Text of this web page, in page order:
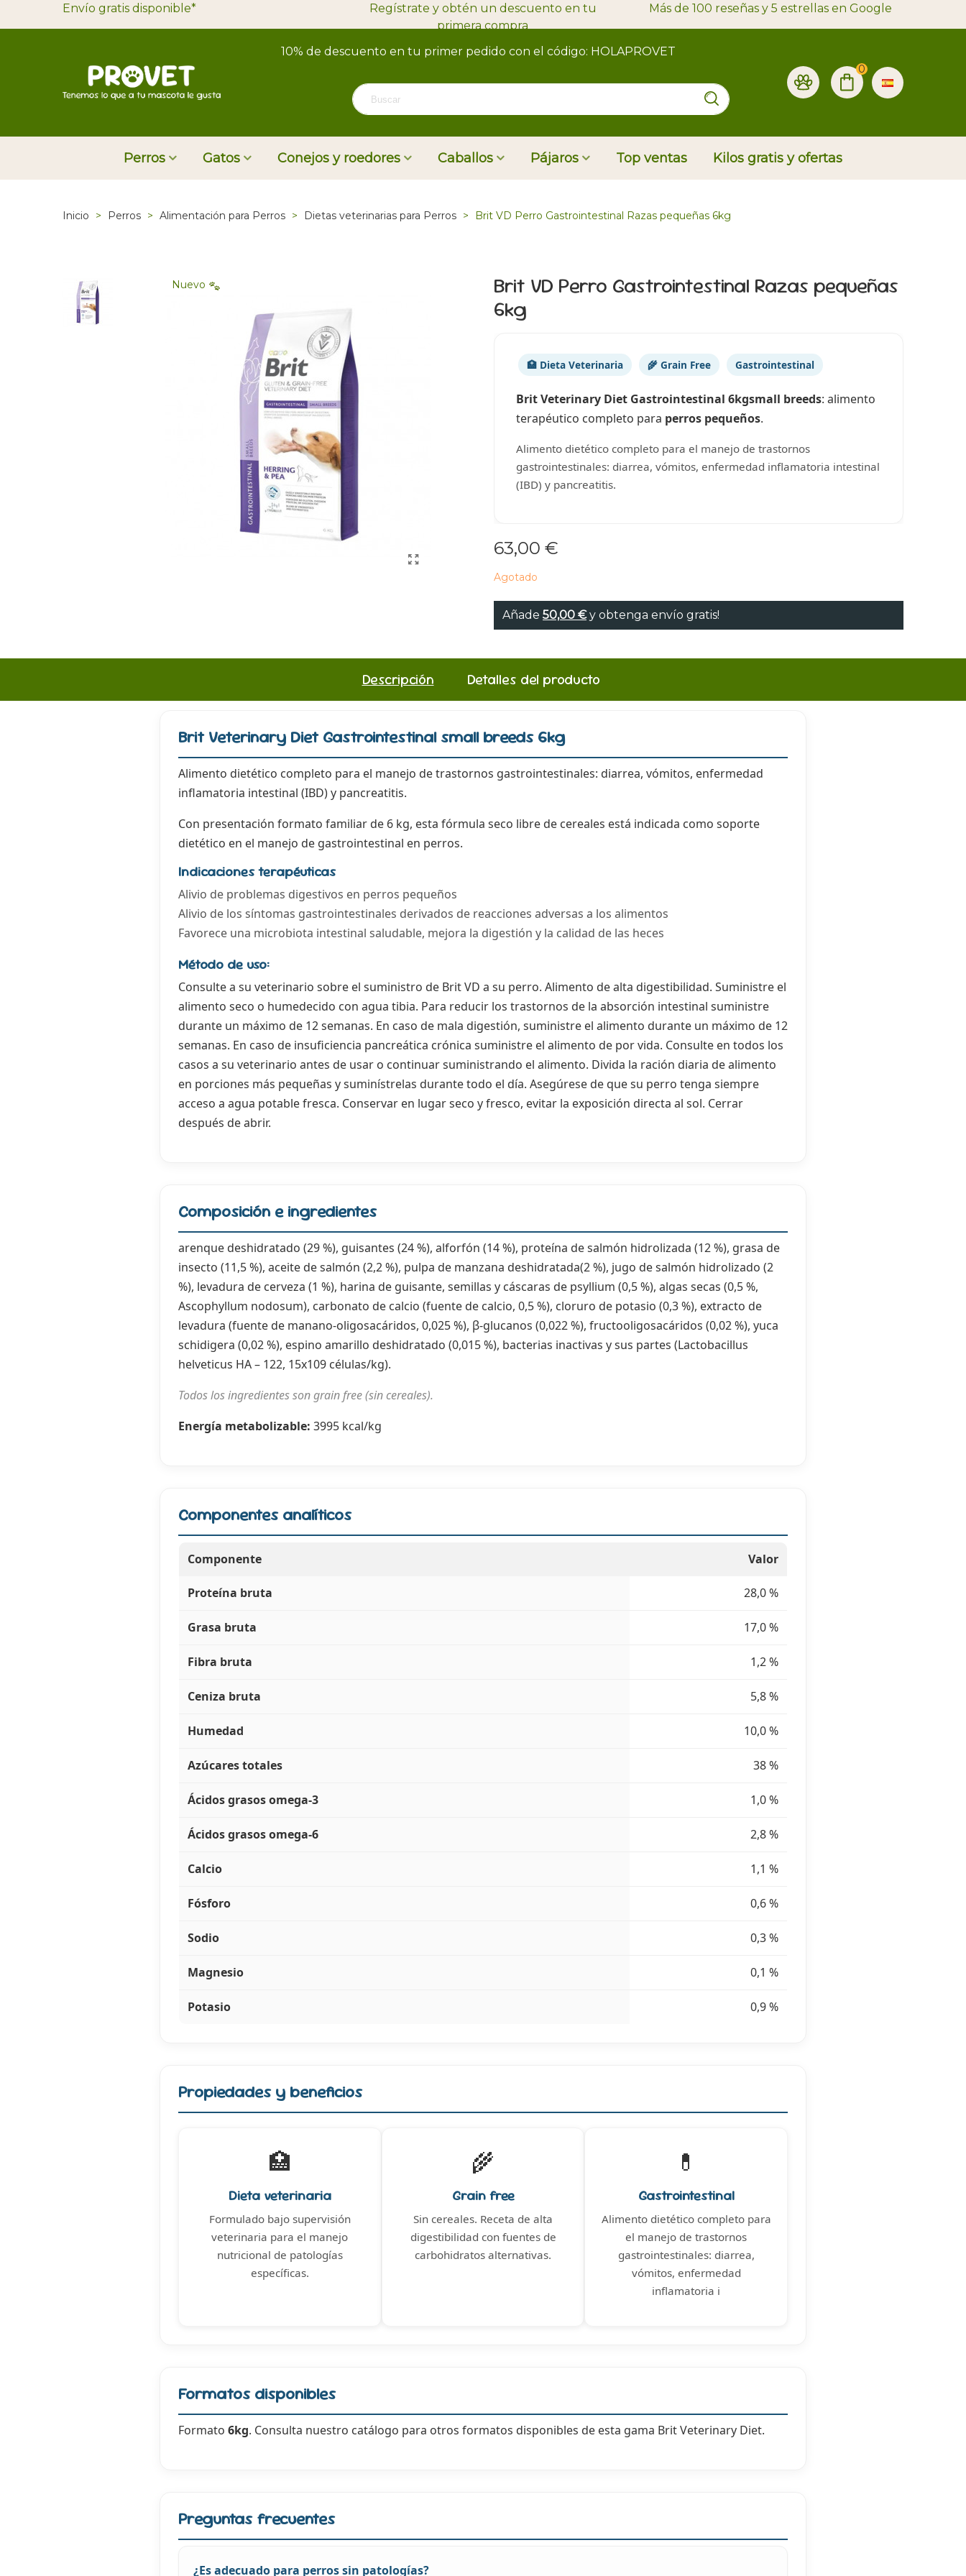
Envío gratis disponible*
Regístrate y obtén un descuento en tu
primera compra
Más de 100 reseñas y 5 estrellas en Google
10% de descuento en tu primer pedido con el código: HOLAPROVET
0
Perros Gatos Conejos y roedores Caballos Pájaros Top ventas Kilos gratis y ofertas
Inicio > Perros > Alimentación para Perros > Dietas veterinarias para Perros > Brit VD Perro Gastrointestinal Razas pequeñas 6kg
Nuevo
Brit VD Perro Gastrointestinal Razas pequeñas
6kg
🏥 Dieta Veterinaria 🌾 Grain Free Gastrointestinal
Brit Veterinary Diet Gastrointestinal 6kgsmall breeds: alimento
terapéutico completo para perros pequeños.
Alimento dietético completo para el manejo de trastornos
gastrointestinales: diarrea, vómitos, enfermedad inflamatoria intestinal
(IBD) y pancreatitis.
63,00 €
Agotado
Añade 50,00 €y obtenga envío gratis!
Descripción Detalles del producto
Brit Veterinary Diet Gastrointestinal small breeds 6kg
Alimento dietético completo para el manejo de trastornos gastrointestinales: diarrea, vómitos, enfermedad
inflamatoria intestinal (IBD) y pancreatitis.
Con presentación formato familiar de 6 kg, esta fórmula seco libre de cereales está indicada como soporte
dietético en el manejo de gastrointestinal en perros.
Indicaciones terapéuticas
Alivio de problemas digestivos en perros pequeños
Alivio de los síntomas gastrointestinales derivados de reacciones adversas a los alimentos
Favorece una microbiota intestinal saludable, mejora la digestión y la calidad de las heces
Método de uso:
Consulte a su veterinario sobre el suministro de Brit VD a su perro. Alimento de alta digestibilidad. Suministre el
alimento seco o humedecido con agua tibia. Para reducir los trastornos de la absorción intestinal suministre
durante un máximo de 12 semanas. En caso de mala digestión, suministre el alimento durante un máximo de 12
semanas. En caso de insuficiencia pancreática crónica suministre el alimento de por vida. Consulte en todos los
casos a su veterinario antes de usar o continuar suministrando el alimento. Divida la ración diaria de alimento
en porciones más pequeñas y suminístrelas durante todo el día. Asegúrese de que su perro tenga siempre
acceso a agua potable fresca. Conservar en lugar seco y fresco, evitar la exposición directa al sol. Cerrar
después de abrir.
Composición e ingredientes
arenque deshidratado (29 %), guisantes (24 %), alforfón (14 %), proteína de salmón hidrolizada (12 %), grasa de
insecto (11,5 %), aceite de salmón (2,2 %), pulpa de manzana deshidratada(2 %), jugo de salmón hidrolizado (2
%), levadura de cerveza (1 %), harina de guisante, semillas y cáscaras de psyllium (0,5 %), algas secas (0,5 %,
Ascophyllum nodosum), carbonato de calcio (fuente de calcio, 0,5 %), cloruro de potasio (0,3 %), extracto de
levadura (fuente de manano-oligosacáridos, 0,025 %), β-glucanos (0,022 %), fructooligosacáridos (0,02 %), yuca
schidigera (0,02 %), espino amarillo deshidratado (0,015 %), bacterias inactivas y sus partes (Lactobacillus
helveticus HA – 122, 15x109 células/kg).
Todos los ingredientes son grain free (sin cereales).
Energía metabolizable: 3995 kcal/kg
Componentes analíticos
Componente Valor
Proteína bruta 28,0 %
Grasa bruta 17,0 %
Fibra bruta 1,2 %
Ceniza bruta 5,8 %
Humedad 10,0 %
Azúcares totales 38 %
Ácidos grasos omega-3 1,0 %
Ácidos grasos omega-6 2,8 %
Calcio 1,1 %
Fósforo 0,6 %
Sodio 0,3 %
Magnesio 0,1 %
Potasio 0,9 %
Propiedades y beneficios
🏥
Dieta veterinaria
Formulado bajo supervisión
veterinaria para el manejo
nutricional de patologías
específicas.
🌾
Grain free
Sin cereales. Receta de alta
digestibilidad con fuentes de
carbohidratos alternativas.
💊
Gastrointestinal
Alimento dietético completo para
el manejo de trastornos
gastrointestinales: diarrea,
vómitos, enfermedad
inflamatoria i
Formatos disponibles
Formato 6kg. Consulta nuestro catálogo para otros formatos disponibles de esta gama Brit Veterinary Diet.
Preguntas frecuentes
¿Es adecuado para perros sin patologías?